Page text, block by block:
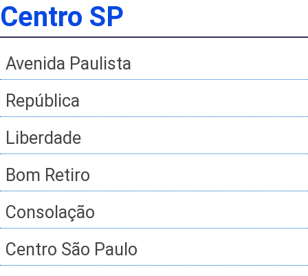
Centro SP
Avenida Paulista
República
Liberdade
Bom Retiro
Consolação
Centro São Paulo